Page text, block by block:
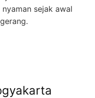
sejak awal